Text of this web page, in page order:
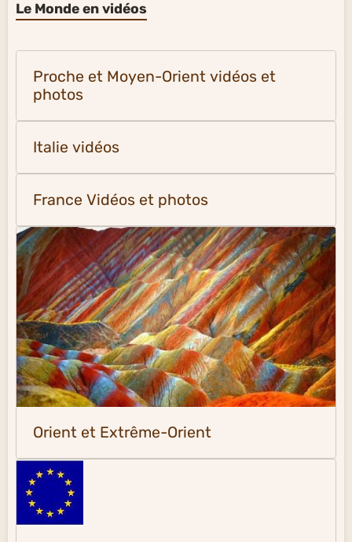
Le Monde en vidéos
Proche et Moyen-Orient vidéos et
photos
Italie vidéos
France Vidéos et photos
Orient et Extrême-Orient